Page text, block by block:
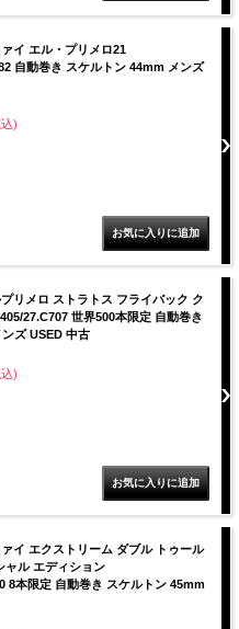
イ エル・プリメロ21
自動巻き スケルトン 44mm メンズ
)
リメロ ストラトス フライバック ク
27.C707 世界500本限定 自動巻き
ズ USED 中古
)
イ エクストリーム ダブル トゥール
ャル エディション
8本限定 自動巻き スケルトン 45mm